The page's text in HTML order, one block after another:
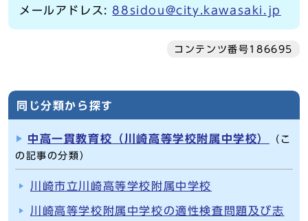
メールアドレス:88sidou@city.kawasaki.jp
コンテンツ番号186695
同じ分類から探す
中高一貫教育校（川崎高等学校附属中学校）
（こ
の記事の分類）
川崎市立川崎高等学校附属中学校
川崎高等学校附属中学校の適性検査問題及び志